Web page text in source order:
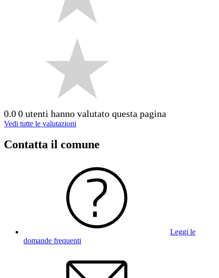
0.00 utenti hanno valutato questa pagina
Vedi tutte le valutazioni
Contatta il comune
Leggi le
domande frequenti